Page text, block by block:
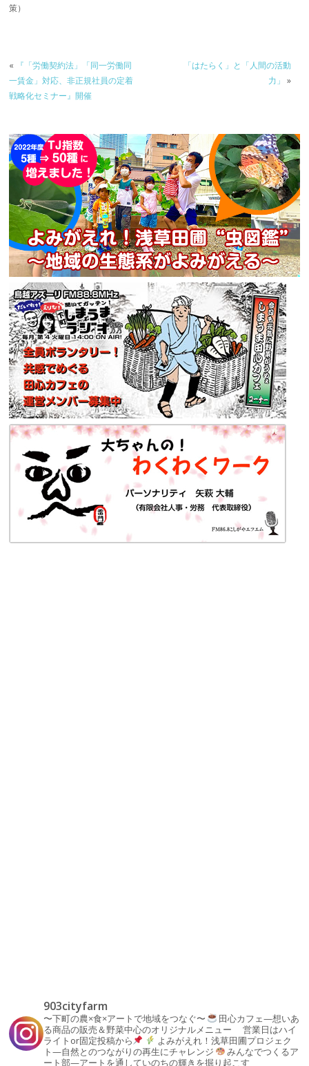
策）
«
『「労働契約法」「同一労働同
一賃金」対応、非正規社員の定着
戦略化セミナー』開催
「はたらく」と「人間の活動
力」 »
903cityfarm
〜下町の農×食×アートで地域をつなぐ〜
田心カフェ—想いあ
る商品の販売＆野菜中心のオリジナルメニュー 営業日はハイ
ライトor固定投稿から
よみがえれ！浅草田圃プロジェク
ト—自然とのつながりの再生にチャレンジ
みんなでつくるア
ート部—アートを通していのちの輝きを掘り起こす